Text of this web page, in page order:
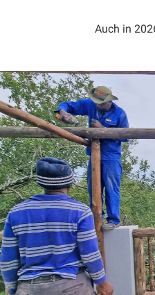
Auch in